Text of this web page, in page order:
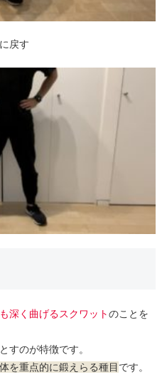
戻す
深く曲げるスクワットのことを
すのが特徴です。
を重点的に鍛えらる種目 です。